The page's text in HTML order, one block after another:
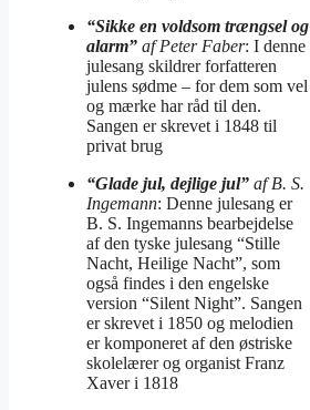
“Sikke en voldsom trængsel og
alarm” af Peter Faber: I denne
julesang skildrer forfatteren
julens sødme – for dem som vel
og mærke har råd til den.
Sangen er skrevet i 1848 til
privat brug
“Glade jul, dejlige jul” af B. S.
Ingemann: Denne julesang er
B. S. Ingemanns bearbejdelse
af den tyske julesang “Stille
Nacht, Heilige Nacht”, som
også findes i den engelske
version “Silent Night”. Sangen
er skrevet i 1850 og melodien
er komponeret af den østriske
skolelærer og organist Franz
Xaver i 1818